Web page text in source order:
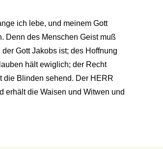
ich lebe, und meinem Gott
Denn des Menschen Geist muß
Gott Jakobs ist; des Hoffnung
hält ewiglich; der Recht
die Blinden sehend. Der HERR
erhält die Waisen und Witwen und